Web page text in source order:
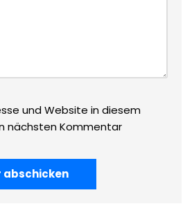
und Website in diesem
nächsten Kommentar